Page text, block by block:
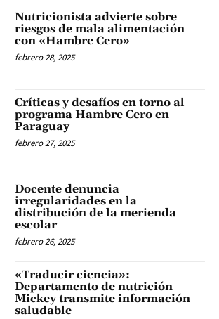
Nutricionista advierte sobre
riesgos de mala alimentación
con «Hambre Cero»
febrero 28, 2025
Críticas y desafíos en torno al
programa Hambre Cero en
Paraguay
febrero 27, 2025
Docente denuncia
irregularidades en la
distribución de la merienda
escolar
febrero 26, 2025
«Traducir ciencia»:
Departamento de nutrición
Mickey transmite información
saludable